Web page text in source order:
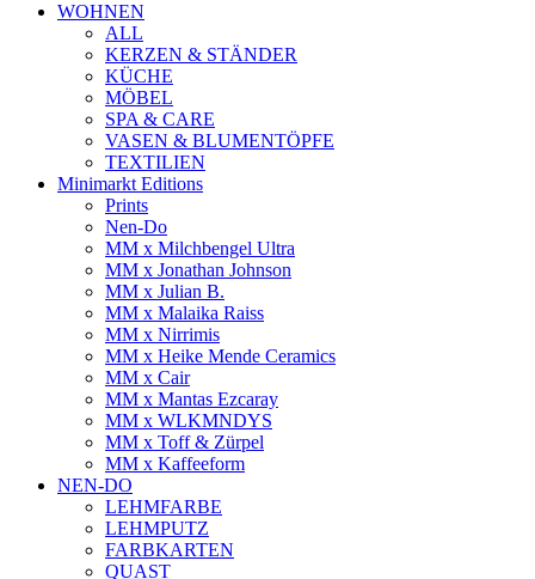
WOHNEN
ALL
KERZEN & STÄNDER
KÜCHE
MÖBEL
SPA & CARE
VASEN & BLUMENTÖPFE
TEXTILIEN
Minimarkt Editions
Prints
Nen-Do
MM x Milchbengel Ultra
MM x Jonathan Johnson
MM x Julian B.
MM x Malaika Raiss
MM x Nirrimis
MM x Heike Mende Ceramics
MM x Cair
MM x Mantas Ezcaray
MM x WLKMNDYS
MM x Toff & Zürpel
MM x Kaffeeform
NEN-DO
LEHMFARBE
LEHMPUTZ
FARBKARTEN
QUAST